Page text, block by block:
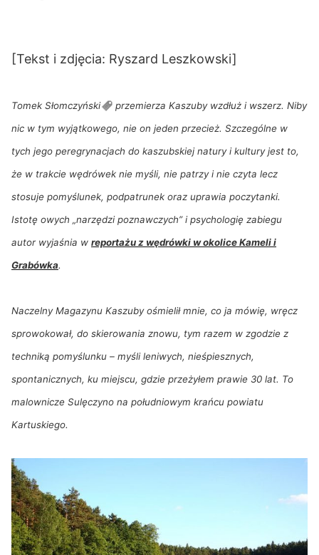
[Tekst i zdjęcia: Ryszard Leszkowski]
Tomek Słomczyński
przemierza Kaszuby wzdłuż i wszerz. Niby
nic w tym wyjątkowego, nie on jeden przecież. Szczególne w
tych jego peregrynacjach do kaszubskiej natury i kultury jest to,
że w trakcie wędrówek nie myśli, nie patrzy i nie czyta lecz
stosuje pomyślunek, podpatrunek oraz uprawia poczytanki.
Istotę owych „narzędzi poznawczych” i psychologię zabiegu
autor wyjaśnia w reportażu z wędrówki w okolice Kameli i
Grabówka.
Naczelny Magazynu Kaszuby ośmielił mnie, co ja mówię, wręcz
sprowokował, do skierowania znowu, tym razem w zgodzie z
techniką pomyślunku – myśli leniwych, nieśpiesznych,
spontanicznych, ku miejscu, gdzie przeżyłem prawie 30 lat. To
malownicze Sulęczyno na południowym krańcu powiatu
Kartuskiego.